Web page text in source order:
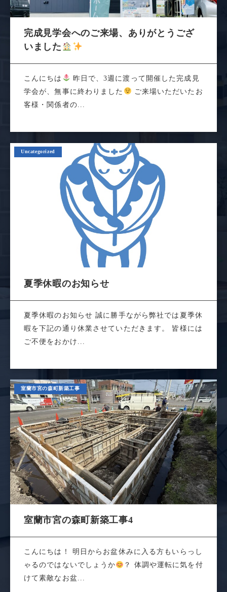
完成見学会へのご来場、ありがとうござ
いました
こんにちは
昨日で、3週に渡って開催した完成見
学会が、無事に終わりました
ご来場いただいたお
客様・関係者の...
Uncategorized
夏季休暇のお知らせ
夏季休暇のお知らせ 誠に勝手ながら弊社では夏季休
暇を下記の通り休業させていただきます。 皆様には
ご不便をおかけ...
室蘭市宮の森町新築工事
室蘭市宮の森町新築工事4
こんにちは！ 明日からお盆休みに入る方もいらっし
ゃるのではないでしょうか
？ 体調や運転に気を付
けて素敵なお盆...